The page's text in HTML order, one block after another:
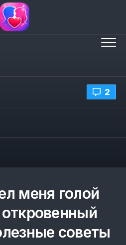
голой первый раз
2
меня голой
советы